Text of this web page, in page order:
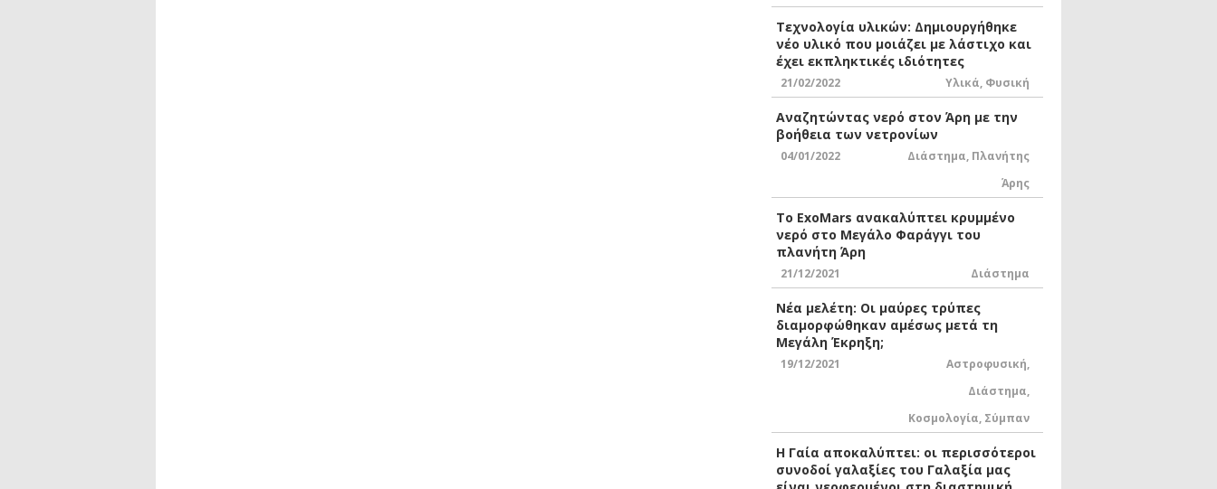
Τεχνολογία υλικών: Δημιουργήθηκε
νέο υλικό που μοιάζει με λάστιχο και
έχει εκπληκτικές ιδιότητες
21/02/2022 Υλικά, Φυσική
Αναζητώντας νερό στον Άρη με την
βοήθεια των νετρονίων
04/01/2022 Διάστημα, Πλανήτης
Άρης
Το ExoMars ανακαλύπτει κρυμμένο
νερό στο Μεγάλο Φαράγγι του
πλανήτη Άρη
21/12/2021 Διάστημα
Νέα μελέτη: Οι μαύρες τρύπες
διαμορφώθηκαν αμέσως μετά τη
Μεγάλη Έκρηξη;
19/12/2021 Αστροφυσική,
Διάστημα,
Κοσμολογία, Σύμπαν
Η Γαία αποκαλύπτει: οι περισσότεροι
συνοδοί γαλαξίες του Γαλαξία μας